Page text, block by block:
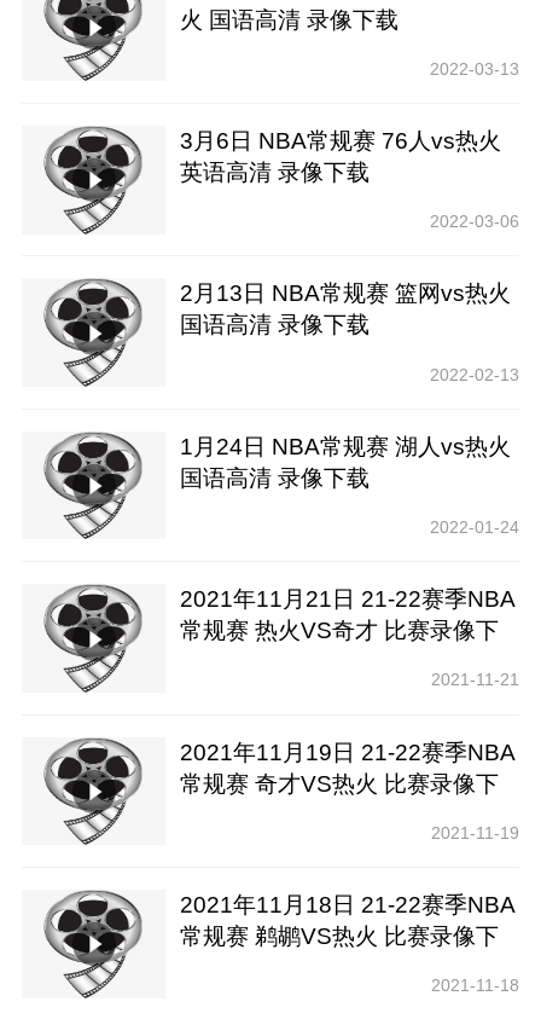
火 国语高清 录像下载
2022-03-13
3月6日 NBA常规赛 76人vs热火
英语高清 录像下载
2022-03-06
2月13日 NBA常规赛 篮网vs热火
国语高清 录像下载
2022-02-13
1月24日 NBA常规赛 湖人vs热火
国语高清 录像下载
2022-01-24
2021年11月21日 21-22赛季NBA
常规赛 热火VS奇才 比赛录像下
2021-11-21
2021年11月19日 21-22赛季NBA
常规赛 奇才VS热火 比赛录像下
2021-11-19
2021年11月18日 21-22赛季NBA
常规赛 鹈鹕VS热火 比赛录像下
2021-11-18